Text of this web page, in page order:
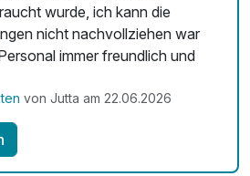
wurde, ich kann die
nicht nachvollziehen war
immer freundlich und
von Jutta am 22.06.2026